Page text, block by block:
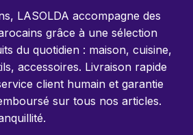
LASOLDA accompagne des
grâce à une sélection
du quotidien : maison, cuisine,
accessoires. Livraison rapide
client humain et garantie
sur tous nos articles.